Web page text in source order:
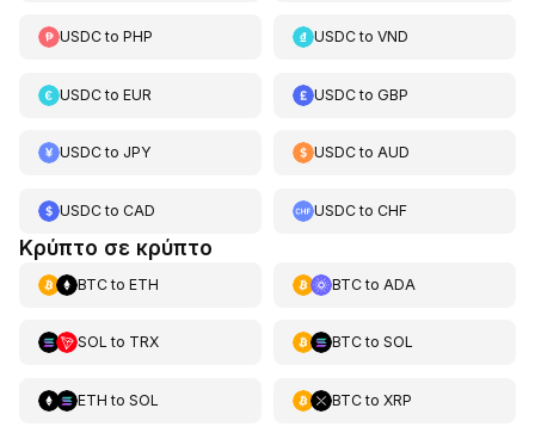
USDCto PHP USDCtoVND
USDCto EUR USDCtoGBP
USDCto JPY USDCtoAUD
USDCto CAD USDCtoCHF
Κρύπτο σε κρύπτο
BTCto ETH BTCto ADA
SOL to TRX BTCto SOL
ETH to SOL BTCto XRP